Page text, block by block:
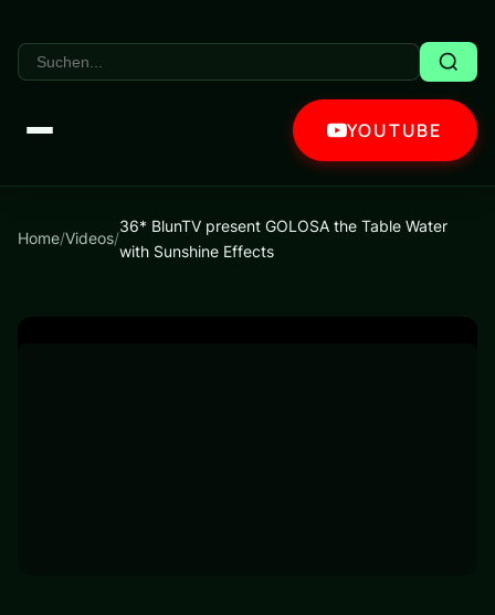
YOUTUBE
Home/Videos/
36* BlunTV present GOLOSA the Table Water
with Sunshine Effects